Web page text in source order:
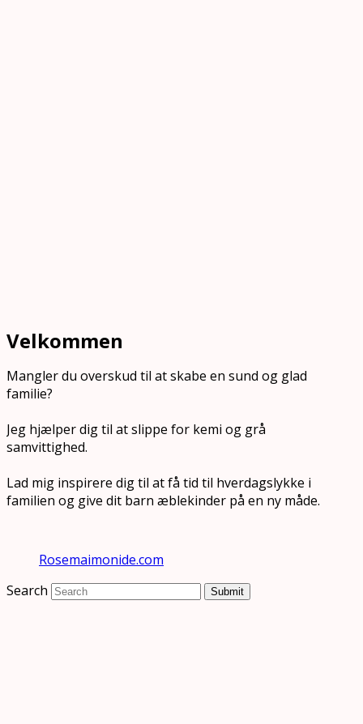
Velkommen
Mangler du overskud til at skabe en sund og glad
familie?
Jeg hjælper dig til at slippe for kemi og grå
samvittighed.
Lad mig inspirere dig til at få tid til hverdagslykke i
familien og give dit barn æblekinder på en ny måde.
Rosemaimonide.com
Search
Submit